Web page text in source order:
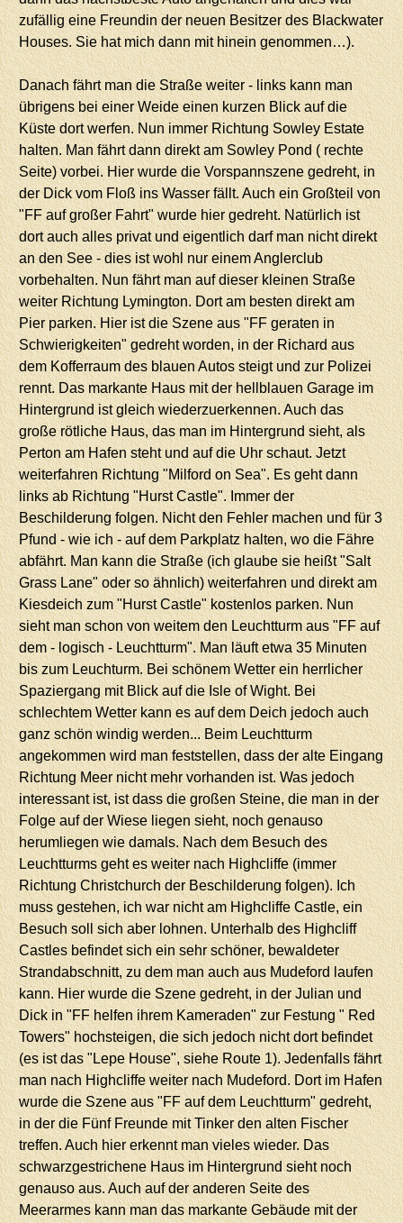
zufällig eine Freundin der neuen Besitzer des Blackwater
Houses. Sie hat mich dann mit hinein genommen…).
Danach fährt man die Straße weiter - links kann man
übrigens bei einer Weide einen kurzen Blick auf die
Küste dort werfen. Nun immer Richtung Sowley Estate
halten. Man fährt dann direkt am Sowley Pond ( rechte
Seite) vorbei. Hier wurde die Vorspannszene gedreht, in
der Dick vom Floß ins Wasser fällt. Auch ein Großteil von
"FF auf großer Fahrt" wurde hier gedreht. Natürlich ist
dort auch alles privat und eigentlich darf man nicht direkt
an den See - dies ist wohl nur einem Anglerclub
vorbehalten. Nun fährt man auf dieser kleinen Straße
weiter Richtung Lymington. Dort am besten direkt am
Pier parken. Hier ist die Szene aus "FF geraten in
Schwierigkeiten" gedreht worden, in der Richard aus
dem Kofferraum des blauen Autos steigt und zur Polizei
rennt. Das markante Haus mit der hellblauen Garage im
Hintergrund ist gleich wiederzuerkennen. Auch das
große rötliche Haus, das man im Hintergrund sieht, als
Perton am Hafen steht und auf die Uhr schaut. Jetzt
weiterfahren Richtung "Milford on Sea". Es geht dann
links ab Richtung "Hurst Castle". Immer der
Beschilderung folgen. Nicht den Fehler machen und für 3
Pfund - wie ich - auf dem Parkplatz halten, wo die Fähre
abfährt. Man kann die Straße (ich glaube sie heißt "Salt
Grass Lane" oder so ähnlich) weiterfahren und direkt am
Kiesdeich zum "Hurst Castle" kostenlos parken. Nun
sieht man schon von weitem den Leuchtturm aus "FF auf
dem - logisch - Leuchtturm". Man läuft etwa 35 Minuten
bis zum Leuchturm. Bei schönem Wetter ein herrlicher
Spaziergang mit Blick auf die Isle of Wight. Bei
schlechtem Wetter kann es auf dem Deich jedoch auch
ganz schön windig werden... Beim Leuchtturm
angekommen wird man feststellen, dass der alte Eingang
Richtung Meer nicht mehr vorhanden ist. Was jedoch
interessant ist, ist dass die großen Steine, die man in der
Folge auf der Wiese liegen sieht, noch genauso
herumliegen wie damals. Nach dem Besuch des
Leuchtturms geht es weiter nach Highcliffe (immer
Richtung Christchurch der Beschilderung folgen). Ich
muss gestehen, ich war nicht am Highcliffe Castle, ein
Besuch soll sich aber lohnen. Unterhalb des Highcliff
Castles befindet sich ein sehr schöner, bewaldeter
Strandabschnitt, zu dem man auch aus Mudeford laufen
kann. Hier wurde die Szene gedreht, in der Julian und
Dick in "FF helfen ihrem Kameraden" zur Festung " Red
Towers" hochsteigen, die sich jedoch nicht dort befindet
(es ist das "Lepe House", siehe Route 1). Jedenfalls fährt
man nach Highcliffe weiter nach Mudeford. Dort im Hafen
wurde die Szene aus "FF auf dem Leuchtturm" gedreht,
in der die Fünf Freunde mit Tinker den alten Fischer
treffen. Auch hier erkennt man vieles wieder. Das
schwarzgestrichene Haus im Hintergrund sieht noch
genauso aus. Auch auf der anderen Seite des
Meerarmes kann man das markante Gebäude mit der